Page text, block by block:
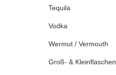
Tequila
Vodka
Wermut / Vermouth
Groß- & Kleinflaschen